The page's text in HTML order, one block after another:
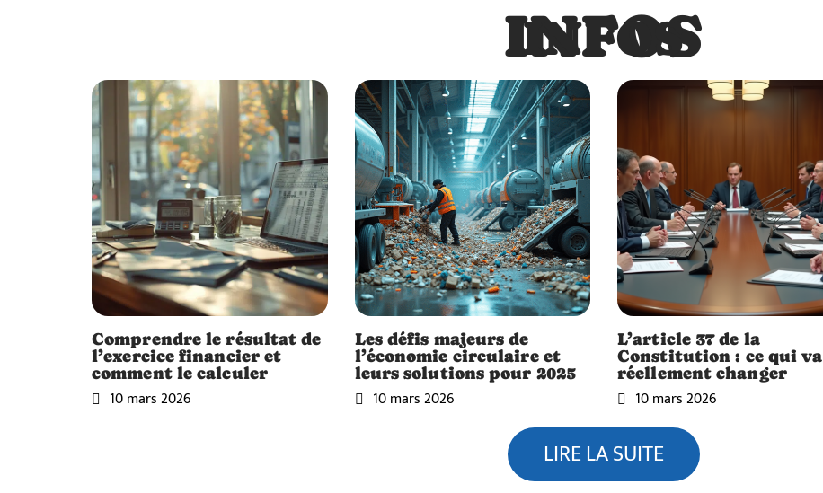
INFOS
INFOS
Comprendre le résultat de
l’exercice financier et
comment le calculer
10 mars 2026
Les défis majeurs de
l’économie circulaire et
leurs solutions pour 2025
10 mars 2026
L’article 37 de la
Constitution : ce qui va
réellement changer
10 mars 2026
LIRE LA SUITE